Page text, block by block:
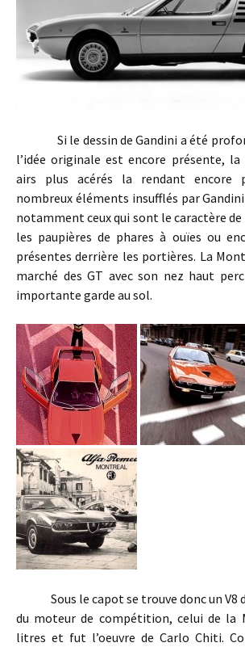
Si le dessin de Gandini a été
l’idée originale est encore présente,
airs plus acérés la rendant encore
nombreux éléments insufflés par
notamment ceux qui sont le caractère
les paupières de phares à ouïes ou
présentes derrière les portières. La
marché des GT avec son nez haut
importante garde au sol.
Sous le capot se trouve donc un V8
du moteur de compétition, celui de la
litres et fut l’oeuvre de Carlo Chiti.